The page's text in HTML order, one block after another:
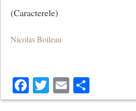
(Caracterele)
Nicolas Boileau
Facebook
Twitter
Email